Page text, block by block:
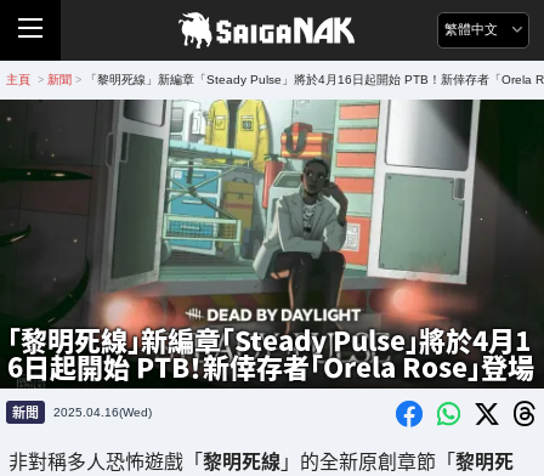
繁體中文
主頁 > 新聞 > 「黎明死線」新編章「Steady Pulse」將於4月16日起開始 PTB！新倖存者「Orela
「黎明死線」新編章「Steady Pulse」將於4月1
6日起開始 PTB！新倖存者「Orela Rose」登場
新聞 2025.04.16(Wed)
非對稱多人恐怖遊戲「黎明死線 」的全新原創章節「黎明死